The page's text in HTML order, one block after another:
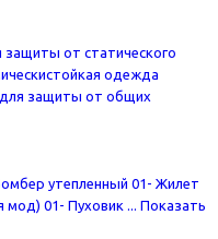
защиты от статического
одежда
защиты от общих
утепленный 01- Жилет
мод) 01- Пуховик ... Показать